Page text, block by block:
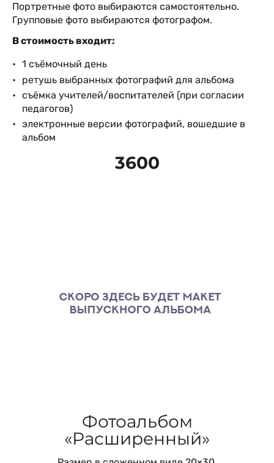
Портретные фото выбираются самостоятельно.
Групповые фото выбираются фотографом.
В стоимость входит:
1 съёмочный день
ретушь выбранных фотографий для альбома
съёмка учителей/воспитателей (при согласии
педагогов)
электронные версии фотографий, вошедшие в
альбом
3600
Фотоальбом
«Расширенный»